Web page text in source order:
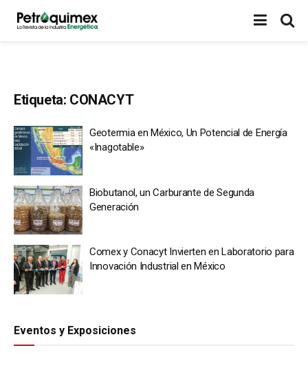
Etiqueta: CONACYT
Geotermia en México, Un Potencial de Energía
«Inagotable»
Biobutanol, un Carburante de Segunda
Generación
Comex y Conacyt Invierten en Laboratorio para
Innovación Industrial en México
Eventos y Exposiciones